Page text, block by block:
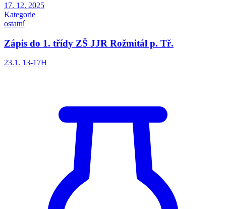
17. 12. 2025
Kategorie
ostatní
Zápis do 1. třídy ZŠ JJR Rožmitál p. Tř.
23.1. 13-17H